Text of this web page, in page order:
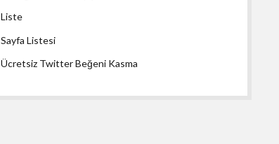
Liste
Sayfa Listesi
Ücretsiz Twitter Beğeni Kasma